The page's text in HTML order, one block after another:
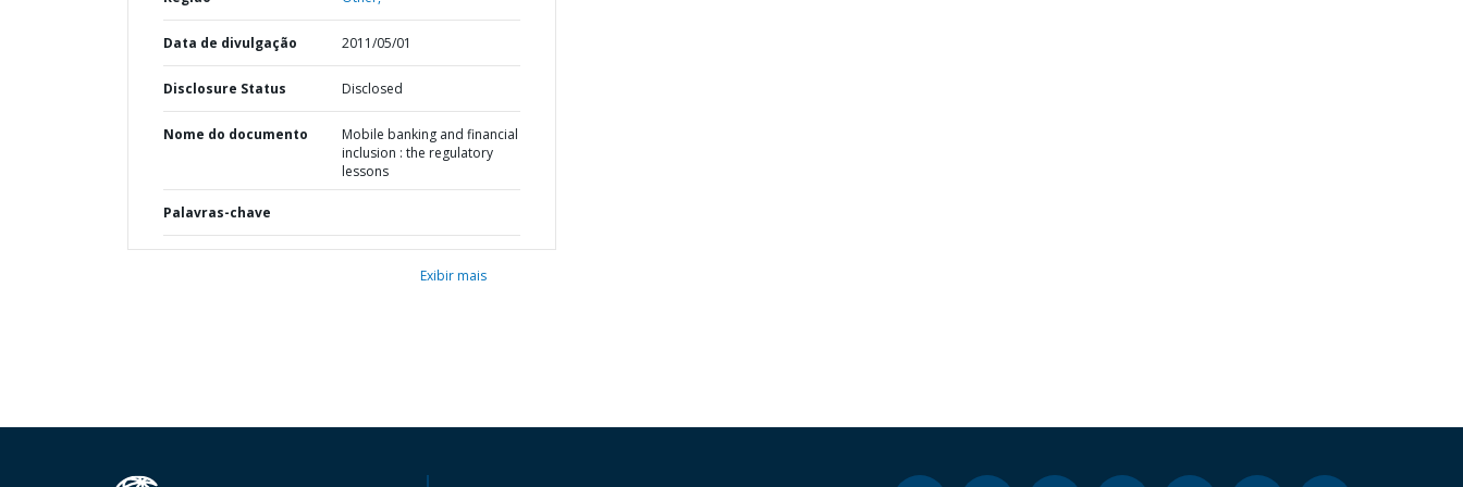
Data de divulgação 2011/05/01
Disclosure Status Disclosed
Nome do documento
Mobile banking and financial
inclusion : the regulatory
lessons
Palavras-chave
Exibir mais